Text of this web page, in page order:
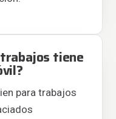
tiene
para trabajos